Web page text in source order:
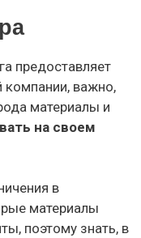
предоставляет
важно,
материалы и
на своем
в
материалы
поэтому знать, в